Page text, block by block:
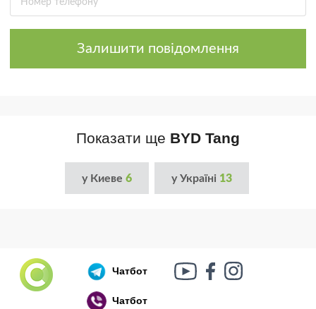
Залишити повідомлення
Показати ще BYD Tang
у Киеве 6 у Україні 13
Чатбот
Чатбот